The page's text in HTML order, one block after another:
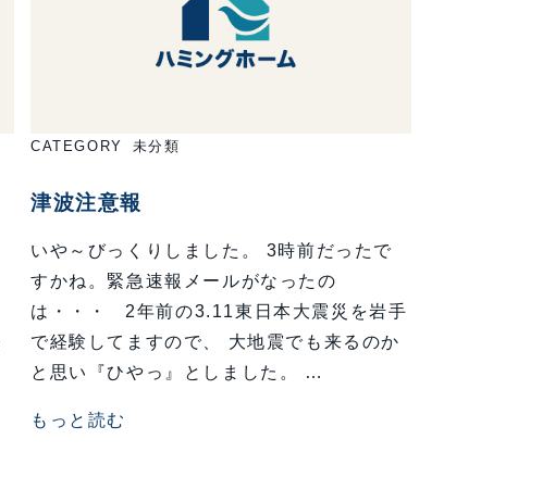
CATEGORY 未分類
津波注意報
いや～びっくりしました。 3時前だったで
すかね。緊急速報メールがなったの
は・・・ 2年前の3.11東日本大震災を岩手
で経験してますので、 大地震でも来るのか
と思い『ひやっ』としました。 …
もっと読む